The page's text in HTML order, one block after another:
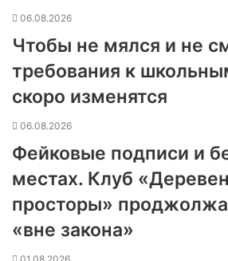
06.08.2026
Чтобы не мялся и не
требования к
скоро изменятся
06.08.2026
Фейковые подписи и
местах. Клуб
просторы»
«вне закона»